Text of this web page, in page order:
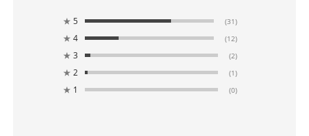
★ 5 (31)
★ 4 (12)
★ 3 (2)
★ 2 (1)
★ 1 (0)